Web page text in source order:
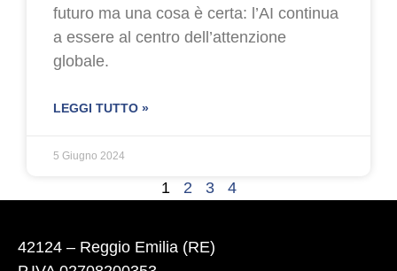
futuro ma una cosa è certa: l’AI continua
a essere al centro dell’attenzione
globale.
LEGGI TUTTO »
5 Giugno 2024
1 2 3 4
42124 – Reggio Emilia (RE)